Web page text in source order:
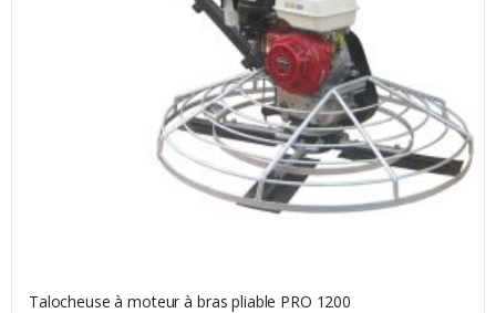
Talocheuse à moteur à bras pliable PRO 1200